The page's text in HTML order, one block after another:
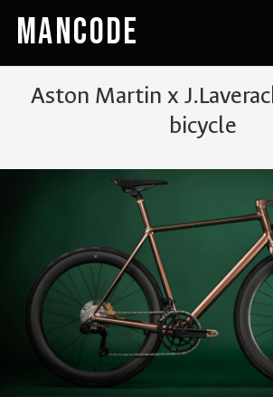
MANCODE
Aston Martin x
bicycle